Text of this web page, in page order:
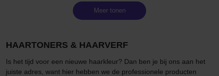
Meer tonen
HAARTONERS & HAARVERF
Is het tijd voor een nieuwe haarkleur? Dan ben je bij ons aan het
juiste adres, want hier hebben we de professionele producten